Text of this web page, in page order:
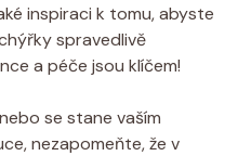
inspiraci k tomu, abyste
⁢spravedlivě
a péče jsou klíčem!
⁣se stane vaším
nezapomeňte, ‌že v